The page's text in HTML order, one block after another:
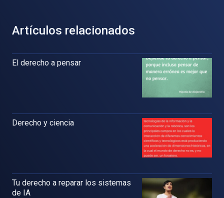
Artículos relacionados
El derecho a pensar
Derecho y ciencia
Tu derecho a reparar los sistemas
de IA